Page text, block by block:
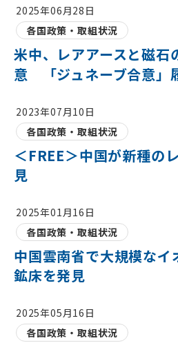
2025年06月28日
各国政策・取組状況
米中、レアアースと磁石
意 「ジュネーブ合意」
2023年07月10日
各国政策・取組状況
＜FREE＞中国が新種の
見
2025年01月16日
各国政策・取組状況
中国雲南省で大規模なイ
鉱床を発見
2025年05月16日
各国政策・取組状況